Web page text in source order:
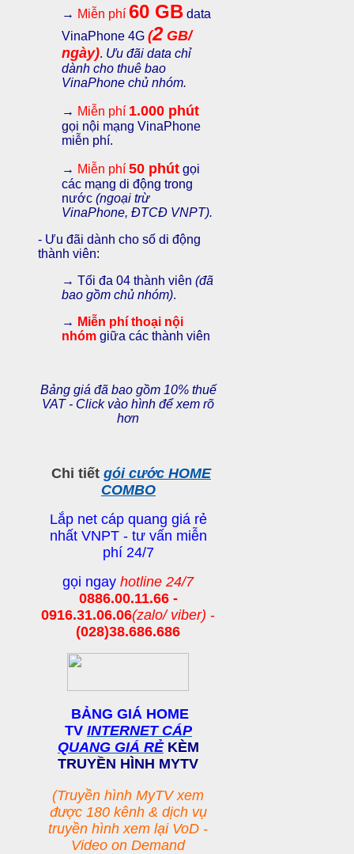
→ Miễn phí 60 GB data
VinaPhone 4G (2 GB/
ngày). Ưu đãi data chỉ
dành cho thuê bao
VinaPhone chủ nhóm.
→ Miễn phí 1.000 phút
gọi nội mạng VinaPhone
miễn phí.
→ Miễn phí 50 phút gọi
các mạng di động trong
nước (ngoại trừ
VinaPhone, ĐTCĐ VNPT).
- Ưu đãi dành cho số di động
thành viên:
→ Tối đa 04 thành viên (đã
bao gồm chủ nhóm).
→ Miễn phí thoại nội
nhóm giữa các thành viên
Bảng giá đã bao gồm 10% thuế
VAT - Click vào hình để xem rõ
hơn
Chi tiết gói cước HOME
COMBO
Lắp net cáp quang giá rẻ
nhất VNPT - tư vấn miễn
phí 24/7
gọi ngay hotline 24/7
0886.00.11.66 -
0916.31.06.06(zalo/ viber) -
(028)38.686.686
BẢNG GIÁ HOME
TV INTERNET CÁP
QUANG GIÁ RẺ KÈM
TRUYỀN HÌNH MYTV
(Truyền hình MyTV xem
được 180 kênh & dịch vụ
truyền hình xem lại VoD -
Video on Demand